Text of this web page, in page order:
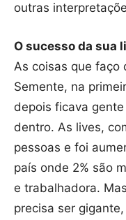
outras
O sucesso da sua
As coisas que faço
Semente, na
depois ficava
dentro. As lives,
pessoas e foi
país onde 2% são
e trabalhadora.
precisa ser